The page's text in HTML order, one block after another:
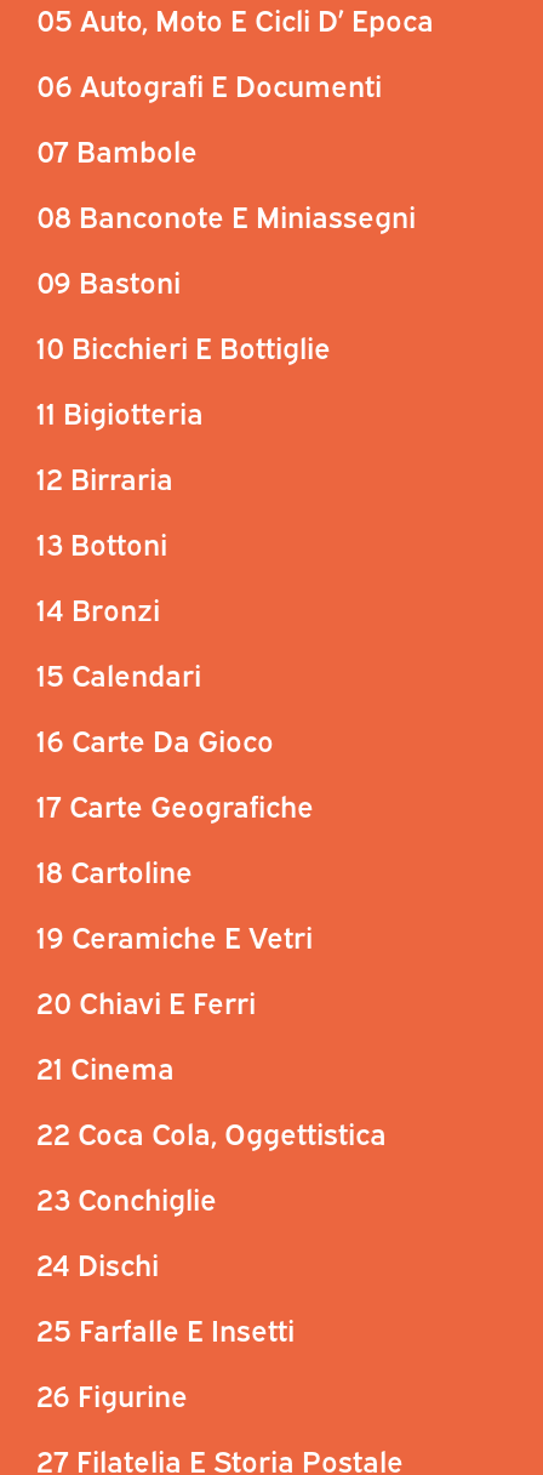
05 Auto, Moto E Cicli D’ Epoca
06 Autografi E Documenti
07 Bambole
08 Banconote E Miniassegni
09 Bastoni
10 Bicchieri E Bottiglie
11 Bigiotteria
12 Birraria
13 Bottoni
14 Bronzi
15 Calendari
16 Carte Da Gioco
17 Carte Geografiche
18 Cartoline
19 Ceramiche E Vetri
20 Chiavi E Ferri
21 Cinema
22 Coca Cola, Oggettistica
23 Conchiglie
24 Dischi
25 Farfalle E Insetti
26 Figurine
27 Filatelia E Storia Postale